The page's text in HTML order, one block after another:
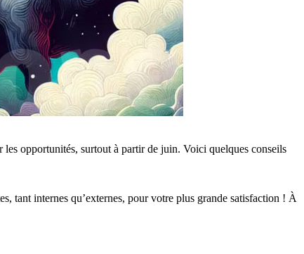
opportunités, surtout à partir de juin. Voici quelques conseils
tant internes qu’externes, pour votre plus grande satisfaction ! À